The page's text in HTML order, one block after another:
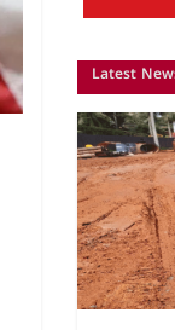
Latest